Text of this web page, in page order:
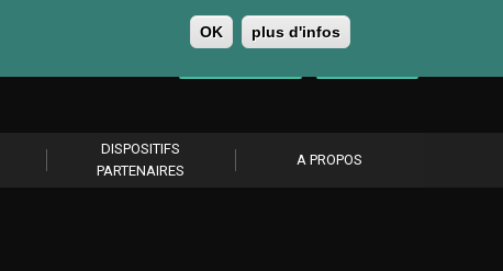
OK plus d'infos
DISPOSITIFS
PARTENAIRES
A PROPOS